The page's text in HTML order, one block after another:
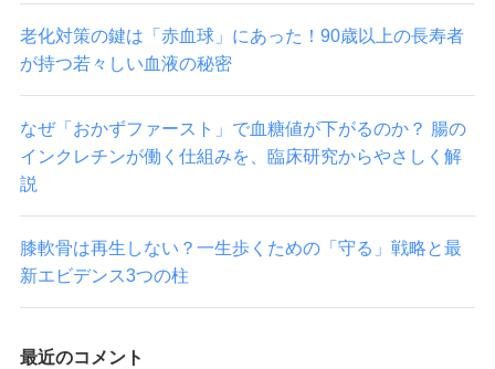
老化対策の鍵は「赤血球」にあった！90歳以上の長寿者
が持つ若々しい血液の秘密
なぜ「おかずファースト」で血糖値が下がるのか？ 腸の
インクレチンが働く仕組みを、臨床研究からやさしく解
説
膝軟骨は再生しない？一生歩くための「守る」戦略と最
新エビデンス3つの柱
最近のコメント